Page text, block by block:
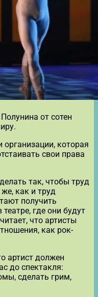
от сотен
организации, которая
свои права
так, чтобы труд
как и труд
получить
где они будут
что артисты
как рок-
артист должен
до спектакля:
сделать грим,